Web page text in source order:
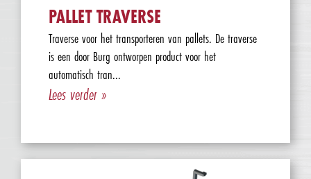
PALLET TRAVERSE
Traverse voor het transporteren van pallets. De traverse
is een door Burg ontworpen product voor het
automatisch tran...
Lees verder »